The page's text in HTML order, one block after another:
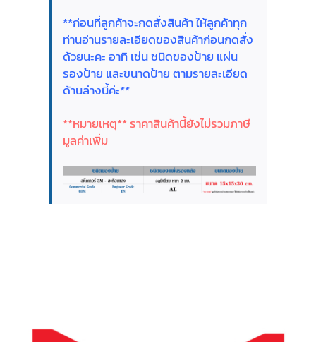
**ก่อนที่ลูกค้าจะกดสั่งสินค้า ให้ลูกค้าทุก
ท่านอ่านรายละเอียดของสินค้าก่อนกดสั่ง
ด้วยนะคะ อาทิ เช่น ชนิดของป้าย แผ่น
รองป้าย และขนาดป้าย ตามรายละเอียด
ด้านล่างนี้ค่ะ**
**หมายเหตุ** ราคาสินค้านี้ยังไม่รวมภาษี
มูลค่าเพิ่ม